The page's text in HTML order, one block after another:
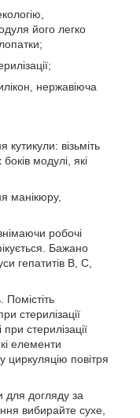
його легко
нержавіюча
кутикули: візьміть
модулі, які
манікюру,
робочі
Бажано
гепатитів В, С,
Помістіть
стерилізації
стерилізації
елементи
циркуляцію повітря
для догляду за
вибирайте сухе,